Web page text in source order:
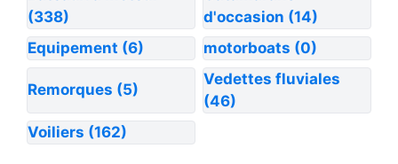
(338)
d'occasion (14)
Equipement (6) motorboats (0)
Remorques (5)
Vedettes fluviales
(46)
Voiliers (162)